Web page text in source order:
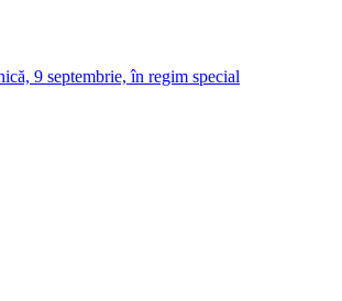
9 septembrie, în regim special